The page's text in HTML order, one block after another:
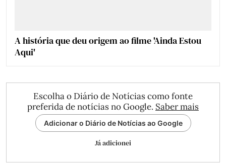
A história que deu origem ao filme 'Ainda Estou
Aqui'
Escolha o Diário de Notícias como fonte
preferida de notícias no Google. Saber mais
Adicionar o Diário de Notícias ao Google
Já adicionei